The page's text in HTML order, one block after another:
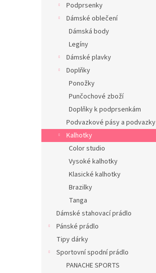
Podprsenky
Dámské oblečení
Dámská body
Legíny
Dámské plavky
Doplňky
Ponožky
Punčochové zboží
Doplňky k podprsenkám
Podvazkové pásy a podvazky
Kalhotky
Color studio
Vysoké kalhotky
Klasické kalhotky
Brazilky
Tanga
Dámské stahovací prádlo
Pánské prádlo
Tipy dárky
Sportovní spodní prádlo
PANACHE SPORTS